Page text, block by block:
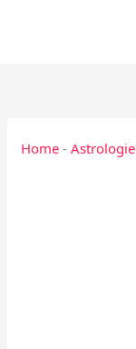
Home -Astrologie